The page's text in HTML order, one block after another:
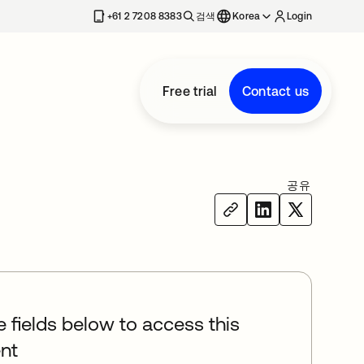
+61 2 7208 8383 검색 Korea Login
Free trial Contact us
공유
fields below to access this